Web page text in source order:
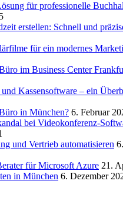
für professionelle
erstellen: Schnell und
für ein modernes
im Business Center
und Kassensoftware – ein
in München? 6. Februar
bei Videokonferenz-
und Vertrieb automatisieren
für Microsoft Azure 21.
in München 6. Dezember